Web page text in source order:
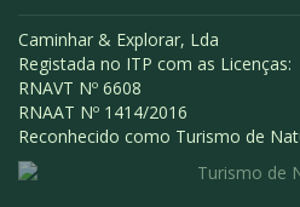
Caminhar & Explorar, Lda
Registada no ITP com as Licenças:
RNAVT Nº 6608
RNAAT Nº 1414/2016
Reconhecido como Turismo de